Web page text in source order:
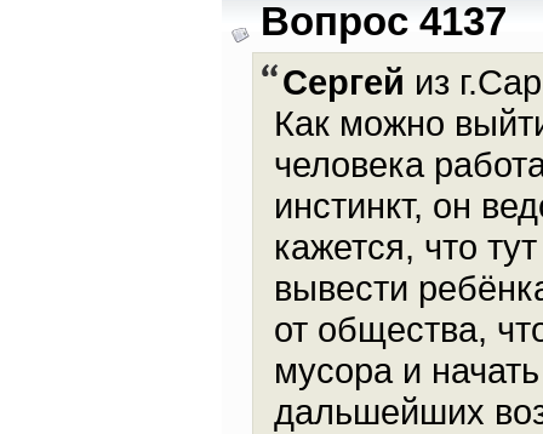
Вопрос 4137
Сергей из
Как можно
человека
инстинкт, он
кажется, что
вывести
от общества,
мусора и
дальшейших